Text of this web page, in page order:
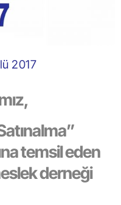
2017
temsil eden
derneği